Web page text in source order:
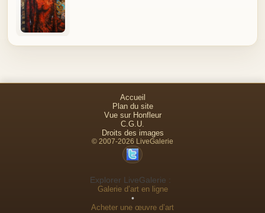
Accueil
Plan du site
Vue sur Honfleur
C.G.U.
Droits des images
© 2007-2026 LiveGalerie
Explorer LiveGalerie :
Galerie d’art en ligne
•
Acheter une œuvre d’art